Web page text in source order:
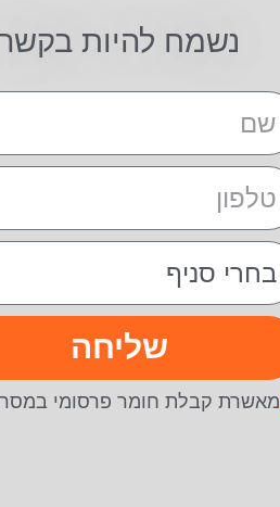
נשמח להיות
מאשרת קבלת חומר פרסומי
שליחה